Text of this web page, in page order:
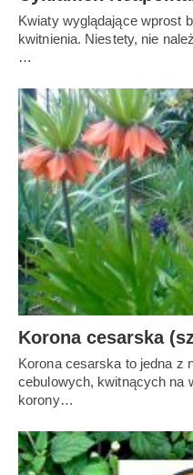
Kwiaty wyglądające wprost
kwitnienia. Niestety, nie
…
Korona cesarska
Korona cesarska to jedna z
cebulowych, kwitnących na
korony…